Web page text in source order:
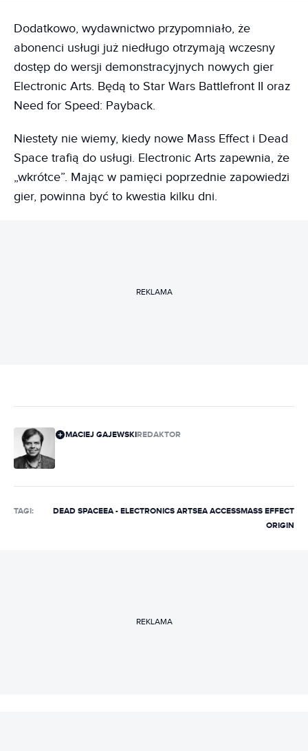
Dodatkowo, wydawnictwo przypomniało, że
abonenci usługi już niedługo otrzymają wczesny
dostęp do wersji demonstracyjnych nowych gier
Electronic Arts. Będą to Star Wars Battlefront II oraz
Need for Speed: Payback.
Niestety nie wiemy, kiedy nowe Mass Effect i Dead
Space trafią do usługi. Electronic Arts zapewnia, że
„wkrótce”. Mając w pamięci poprzednie zapowiedzi
gier, powinna być to kwestia kilku dni.
REKLAMA
MACIEJ GAJEWSKIREDAKTOR
TAGI: DEAD SPACEEA - ELECTRONICS ARTSEA ACCESSMASS EFFECT
ORIGIN
REKLAMA